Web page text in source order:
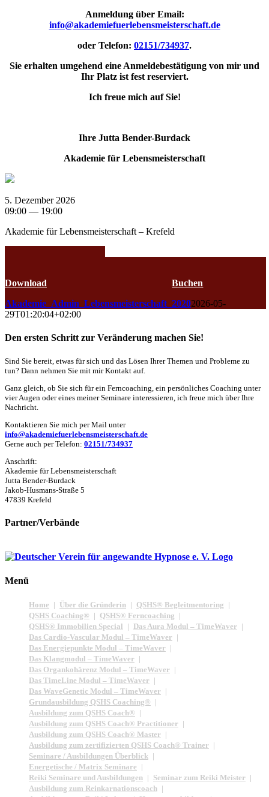
Anmeldung über Email:
info@akademiefuerlebensmeisterschaft.de
oder Telefon: 02151/734937.
Sie erhalten umgehend eine Anmeldebestätigung von mir und
Ihr Platz ist fest reserviert.
Ich freue mich auf Sie!
Ihre Jutta Bender-Burdack
Akademie für Lebensmeisterschaft
5. Dezember 2026
09:00 — 19:00
Akademie für Lebensmeisterschaft – Krefeld
Download
Buchen
Akademie_Admin_Lebensmeisterschaft_20202026-05-
29T01:20:04+02:00
Den ersten Schritt zur Veränderung machen Sie!
Sind Sie bereit, etwas für sich und das Lösen Ihrer Themen und Probleme zu
tun? Dann nehmen Sie mit mir Kontakt auf.
Ganz gleich, ob Sie sich für ein Ferncoaching, ein persönliches Coaching unter
vier Augen oder eines meiner Seminare interessieren, ich freue mich über Ihre
Nachricht.
Kontaktieren Sie mich per Mail unter
info@akademiefuerlebensmeisterschaft.de
Gerne auch per Telefon: 02151/734937
Anschrift:
Akademie für Lebensmeisterschaft
Jutta Bender-Burdack
Jakob-Husmans-Straße 5
47839 Krefeld
Partner/Verbände
Menü
Home Über die Gründerin
QSHS® Begleitmentoring
QSHS Coaching®
QSHS® Ferncoaching
QSHS® Immobilien Special
Das Aura Modul – TimeWaver
Das Cardio-Vascular Modul – TimeWaver
Das Energiepunkte Modul – TimeWaver
Das Klangmodul – TimeWaver
Das Organkohärenz Modul – TimeWaver
Das TimeLine Modul – TimeWaver
Das WaveGenetic Modul – TimeWaver
Grundausbildung QSHS Coaching®
Ausbildung zum QSHS Coach®
Ausbildung zum QSHS Coach® Practitioner
Ausbildung zum QSHS Coach® Master
Ausbildung zum zertifizierten QSHS Coach® Trainer
Seminare / Ausbildungen Überblick
Energetische / Matrix Seminare
Reiki Seminare und Ausbildungen
Seminar zum Reiki Meister
Ausbildung zum Reinkarnationscoach